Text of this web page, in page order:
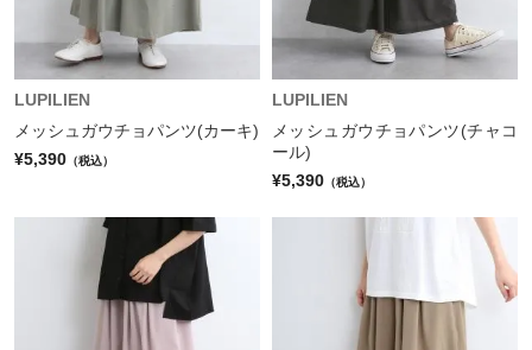
LUPILIEN
メッシュガウチョパンツ(カーキ)
¥5,390 （税込）
LUPILIEN
メッシュガウチョパンツ(チャコ
ール)
¥5,390 （税込）